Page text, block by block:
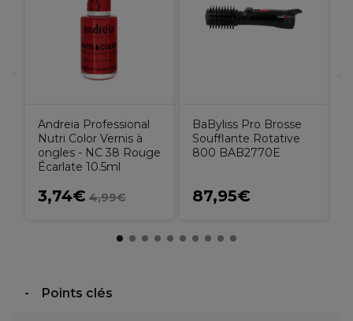
Andreia Professional
Nutri Color Vernis à
ongles - NC 38 Rouge
Écarlate 10.5ml
3,74€ 4,99€
BaByliss Pro Brosse
Soufflante Rotative
800 BAB2770E
87,95€
Points clés